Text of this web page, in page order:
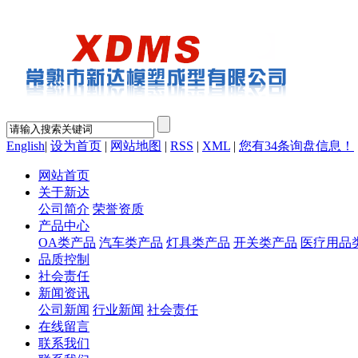
English| 设为首页 | 网站地图 | RSS | XML | 您有34条询盘信息！
网站首页
关于新达
公司简介 荣誉资质
产品中心
OA类产品 汽车类产品 灯具类产品 开关类产品 医疗用品
品质控制
社会责任
新闻资讯
公司新闻 行业新闻 社会责任
在线留言
联系我们